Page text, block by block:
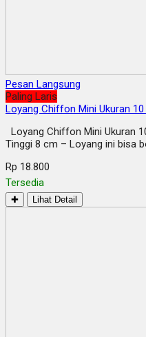
Pesan Langsung
Paling Laris
Loyang Chiffon Mini Ukuran
Loyang Chiffon Mini Ukuran
Tinggi 8 cm – Loyang ini bisa
Rp 18.800
Tersedia
✚ Lihat Detail